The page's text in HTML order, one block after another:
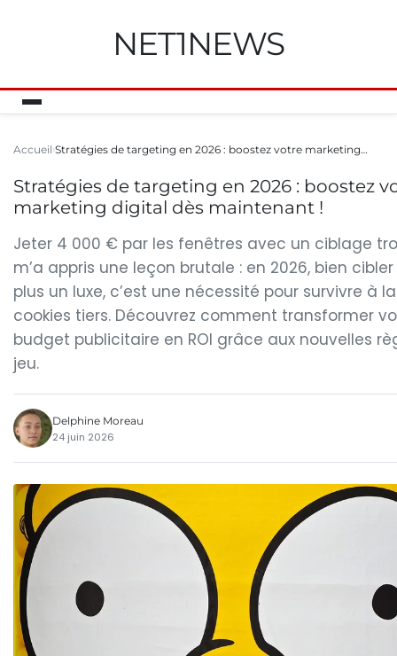
NET1NEWS
Accueil Stratégies de targeting en 2026 : boostez votre marketing…
Stratégies de targeting en 2026 : boostez
marketing digital dès maintenant !
Jeter 4 000 € par les fenêtres avec un ciblage
m’a appris une leçon brutale : en 2026, bien cibler
plus un luxe, c’est une nécessité pour survivre à
cookies tiers. Découvrez comment transformer
budget publicitaire en ROI grâce aux nouvelles
jeu.
Delphine Moreau
24 juin 2026